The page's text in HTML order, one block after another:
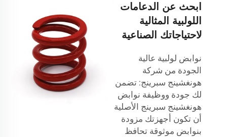
ابحث عن الدعامات
اللولبية المثالية
لاحتياجاتك الصناعية
نوابض لولبية عالية
الجودة من شركة
هونغشينج سبرينج: تضمن
لك جودة ووظيفة نوابض
هونغشينج سبرينج الأصلية
أن تكون أجهزتك مزودة
بنوابض موثوقة تحافظ